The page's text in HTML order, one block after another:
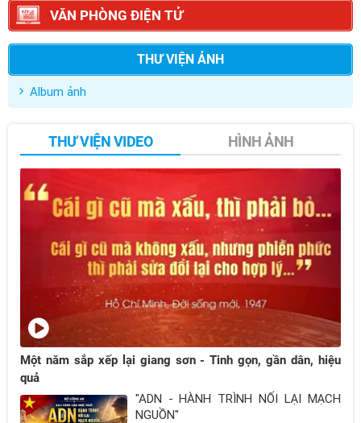
VĂN PHÒNG ĐIỆN TỬ
THƯ VIỆN ẢNH
Album ảnh
THƯ VIỆN VIDEO HÌNH ẢNH
Một năm sắp xếp lại giang sơn - Tinh gọn, gần dân, hiệu
quả
"ADN - HÀNH TRÌNH NỐI LẠI MẠCH
NGUỒN"